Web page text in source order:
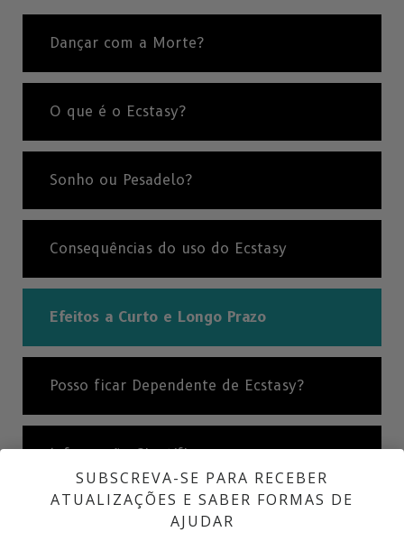
Dançar com a Morte?
O que é o Ecstasy?
Sonho ou Pesadelo?
Consequências do uso do Ecstasy
Efeitos a Curto e Longo Prazo
Posso ficar Dependente de Ecstasy?
Informação Científica
A Verdade sobre as Drogas
SUBSCREVA-SE PARA RECEBER
ATUALIZAÇÕES E SABER FORMAS DE
AJUDAR